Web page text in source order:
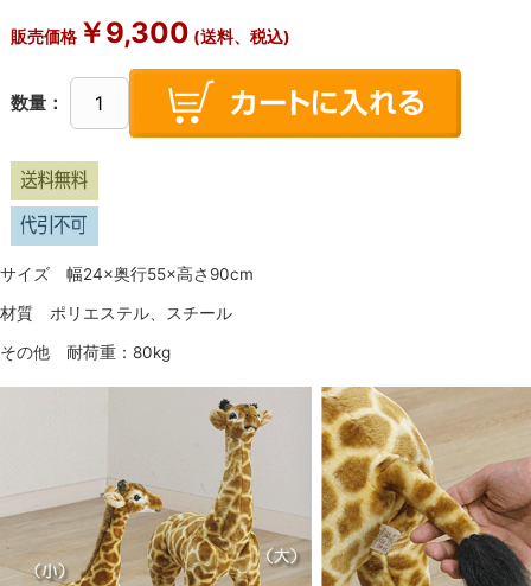
販売価格￥9,300 (送料、税込)
数量：
サイズ 幅24×奥行55×高さ90cm
材質 ポリエステル、スチール
その他 耐荷重：80kg